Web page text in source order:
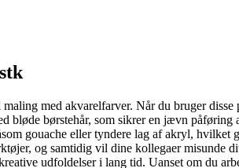
med akvarelfarver. Når du bruger
bløde børstehår, som sikrer en jævn
gouache eller tyndere lag af akryl,
og samtidig vil dine kollegaer misunde
udfoldelser i lang tid. Uanset om du